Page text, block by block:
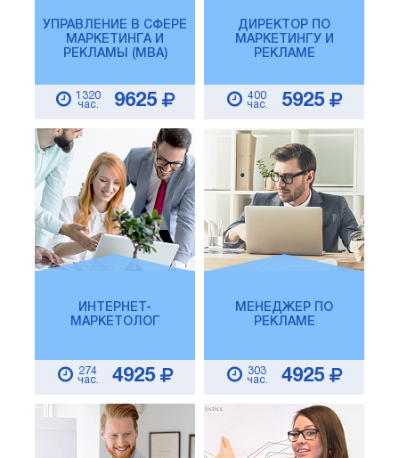
УПРАВЛЕНИЕ В СФЕРЕ
МАРКЕТИНГА И
РЕКЛАМЫ (MBA)
1320
час.
9625
ДИРЕКТОР ПО
МАРКЕТИНГУ И
РЕКЛАМЕ
400
час.
5925
ИНТЕРНЕТ-
МАРКЕТОЛОГ
274
час.
4925
МЕНЕДЖЕР ПО
РЕКЛАМЕ
303
час.
4925